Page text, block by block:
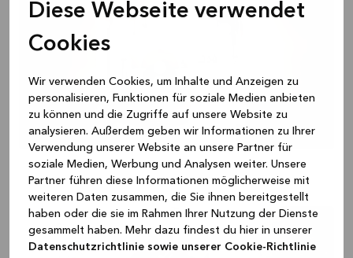
Diese Webseite verwendet
Cookies
Wir verwenden Cookies, um Inhalte und Anzeigen zu
personalisieren, Funktionen für soziale Medien anbieten
zu können und die Zugriffe auf unsere Website zu
analysieren. Außerdem geben wir Informationen zu Ihrer
Verwendung unserer Website an unsere Partner für
soziale Medien, Werbung und Analysen weiter. Unsere
Partner führen diese Informationen möglicherweise mit
weiteren Daten zusammen, die Sie ihnen bereitgestellt
haben oder die sie im Rahmen Ihrer Nutzung der Dienste
gesammelt haben. Mehr dazu findest du hier in unserer
Datenschutzrichtlinie sowie unserer Cookie-Richtlinie